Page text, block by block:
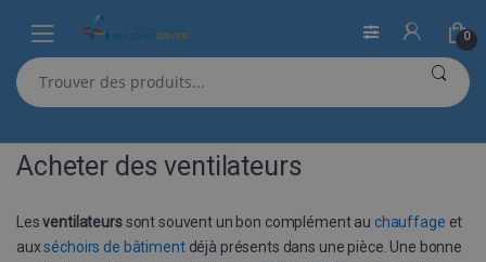
Sauter
content
0
Recherche
de
Accueil Acheter des ventilateurs
Acheter des ventilateurs
Lesventilateurssont souvent un bon complément au chauffage et
auxséchoirs de bâtimentdéjà présents dans une pièce. Une bonne